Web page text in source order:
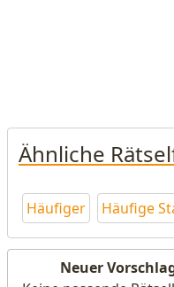
Ähnliche
Häufiger Häufige
Neuer